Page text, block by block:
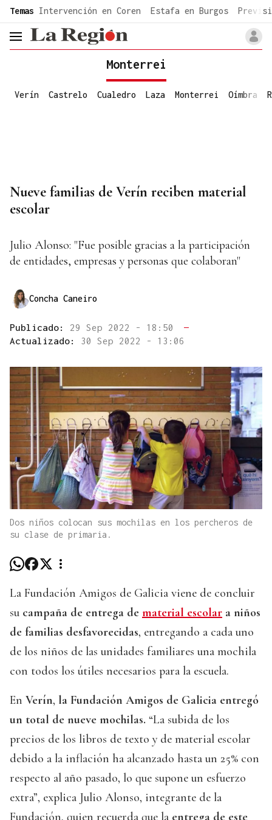
common.go-to-content
Temas Intervención en Coren Estafa en Burgos
header.menu.open
Monterrei
Verín Castrelo Cualedro Laza Monterrei Oímbra
Nueve familias de Verín reciben material
escolar
Julio Alonso: "Fue posible gracias a la participación
de entidades, empresas y personas que colaboran"
Concha Caneiro
Publicado: 29 Sep 2022 - 18:50
—
Actualizado: 30 Sep 2022 - 13:06
Dos niños colocan sus mochilas en los percheros de
su clase de primaria.
La Fundación Amigos de Galicia viene de concluir
su campaña de entrega de material escolar a niños
de familias desfavorecidas, entregando a cada uno
de los niños de las unidades familiares una mochila
con todos los útiles necesarios para la escuela.
En Verín, la Fundación Amigos de Galicia entregó
un total de nueve mochilas. “La subida de los
precios de los libros de texto y de material escolar
debido a la inflación ha alcanzado hasta un 25% con
respecto al año pasado, lo que supone un esfuerzo
extra”, explica Julio Alonso, integrante de la